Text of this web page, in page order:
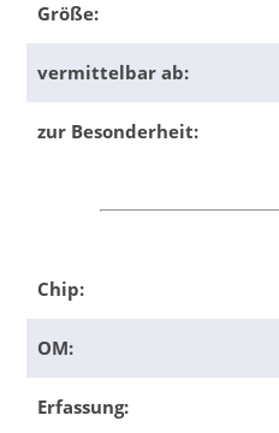
Größe:
vermittelbar ab:
zur Besonderheit:
Chip:
OM:
Erfassung: